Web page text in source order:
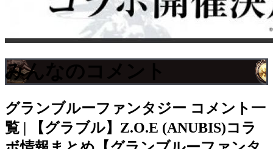
みんなのコメント
グランブルーファンタジー コメント一
覧 | 【グラブル】Z.O.E (ANUBIS)コラ